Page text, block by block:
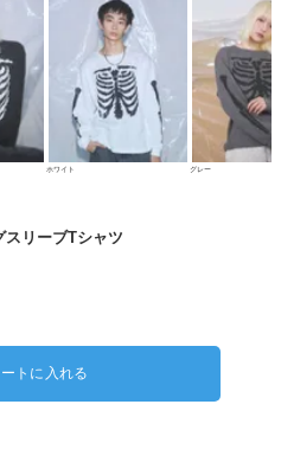
ホワイト グレー
スリーブTシャツ
トに入れる